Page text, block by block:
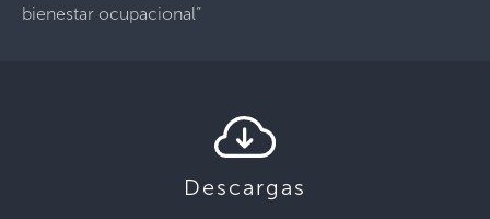
bienestar ocupacional”
Descargas